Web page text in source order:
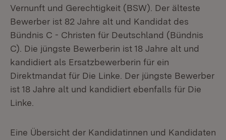
Vernunft und Gerechtigkeit (BSW). Der älteste
Bewerber ist 82 Jahre alt und Kandidat des
Bündnis C - Christen für Deutschland (Bündnis
C). Die jüngste Bewerberin ist 18 Jahre alt und
kandidiert als Ersatzbewerberin für ein
Direktmandat für Die Linke. Der jüngste Bewerber
ist 18 Jahre alt und kandidiert ebenfalls für Die
Linke.
Eine Übersicht der Kandidatinnen und Kandidaten